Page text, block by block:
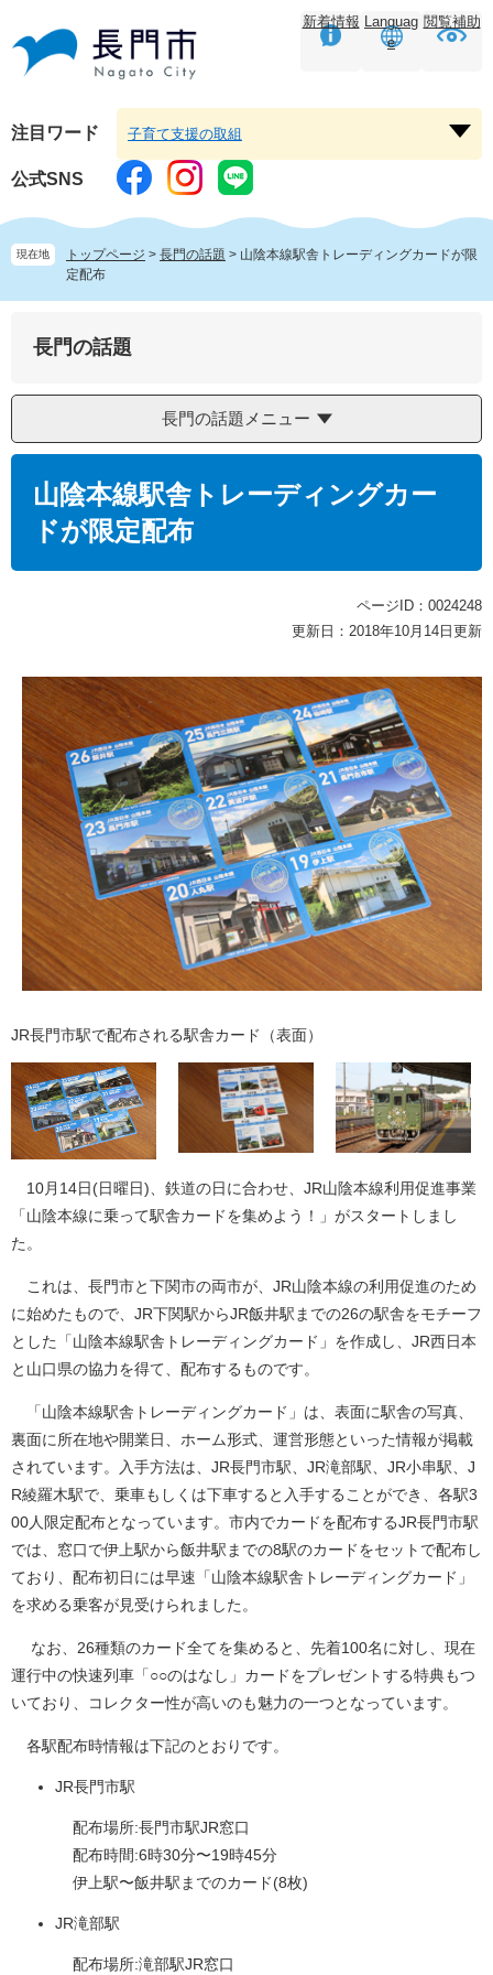
頭
す。
飛
し
本
文
へ
新着情報 Languag
e
閲覧補助
注目ワード
ー
を
子育て支援の取組
公式SNS
現在地 トップページ > 長門の話題 > 山陰本線駅舎トレーディングカードが限
定配布
長門の話題
長門の話題メニュー
山陰本線駅舎トレーディングカー
ドが限定配布
ページID：0024248
更新日：2018年10月14日更新
JR長門市駅で配布される駅舎カード（表面）
10月14日(日曜日)、鉄道の日に合わせ、JR山陰本線利用促進事業
「山陰本線に乗って駅舎カードを集めよう！」がスタートしまし
た。
これは、長門市と下関市の両市が、JR山陰本線の利用促進のため
に始めたもので、JR下関駅からJR飯井駅までの26の駅舎をモチーフ
とした「山陰本線駅舎トレーディングカード」を作成し、JR西日本
と山口県の協力を得て、配布するものです。
「山陰本線駅舎トレーディングカード」は、表面に駅舎の写真、
裏面に所在地や開業日、ホーム形式、運営形態といった情報が掲載
されています。入手方法は、JR長門市駅、JR滝部駅、JR小串駅、J
R綾羅木駅で、乗車もしくは下車すると入手することができ、各駅3
00人限定配布となっています。市内でカードを配布するJR長門市駅
では、窓口で伊上駅から飯井駅までの8駅のカードをセットで配布し
ており、配布初日には早速「山陰本線駅舎トレーディングカード」
を求める乗客が見受けられました。
なお、26種類のカード全てを集めると、先着100名に対し、現在
運行中の快速列車「○○のはなし」カードをプレゼントする特典もつ
いており、コレクター性が高いのも魅力の一つとなっています。
各駅配布時情報は下記のとおりです。
JR長門市駅
配布場所:長門市駅JR窓口
配布時間:6時30分〜19時45分
伊上駅〜飯井駅までのカード(8枚)
JR滝部駅
配布場所:滝部駅JR窓口